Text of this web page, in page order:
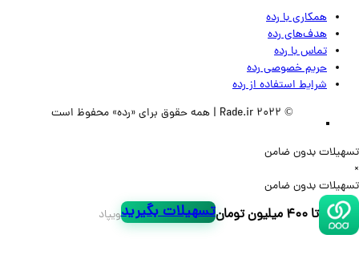
همکاری با رده
هدف‌های رده
تماس‌ با‌ رده
حریم خصوصی رده
شرایط استفاده از رده
بدون ضامن
بدون ضامن
تا ۴۰۰ میلیون تومان تسهیلات بگیریدویپاد